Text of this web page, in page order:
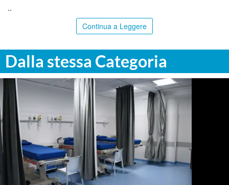
..
Continua a Leggere
Dalla stessa Categoria